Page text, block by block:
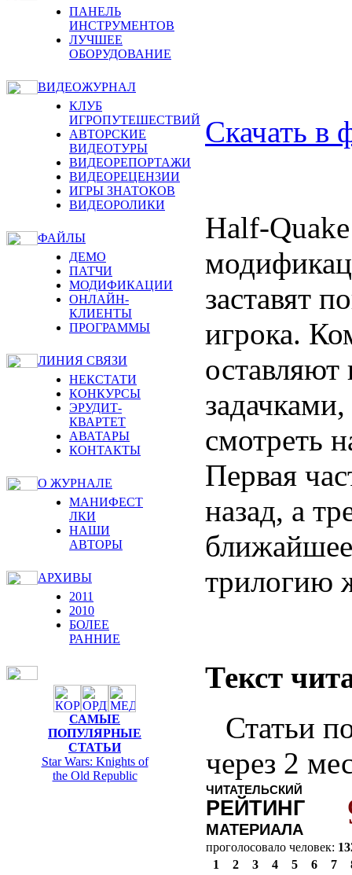
ПАНЕЛЬ
ИНСТРУМЕНТОВ
ЛУЧШЕЕ
ОБОРУДОВАНИЕ
ВИДЕОЖУРНАЛ
КЛУБ
ИГРОПУТЕШЕСТВИЙ
АВТОРСКИЕ
ВИДЕОТУРЫ
ВИДЕОРЕПОРТАЖИ
ВИДЕОРЕЦЕНЗИИ
ИГРЫ ЗНАТОКОВ
ВИДЕОРОЛИКИ
ФАЙЛЫ
ДЕМО
ПАТЧИ
МОДИФИКАЦИИ
ОНЛАЙН-
КЛИЕНТЫ
ПРОГРАММЫ
ЛИНИЯ СВЯЗИ
НЕКСТАТИ
КОНКУРСЫ
ЭРУДИТ-
КВАРТЕТ
АВАТАРЫ
КОНТАКТЫ
О ЖУРНАЛЕ
МАНИФЕСТ
ЛКИ
НАШИ
АВТОРЫ
АРХИВЫ
2011
2010
БОЛЕЕ
РАННИЕ
САМЫЕ
ПОПУЛЯРНЫЕ
СТАТЬИ
Star Wars: Knights of
the Old Republic
Скачать в
Half-
заставят
игрока.
смотреть
Первая
назад, а
трилогию
Текст
Статьи
через 2
ЧИТАТЕЛЬСКИЙ
РЕЙТИНГ
МАТЕРИАЛА
проголосовало человек:
1
2 3 4 5 6 7